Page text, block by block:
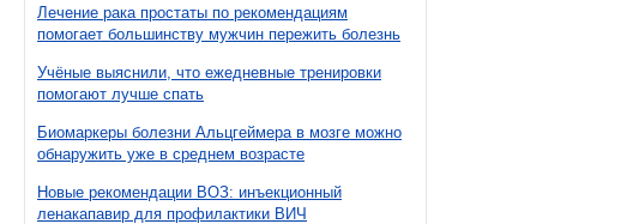
Лечение рака простаты по рекомендациям
помогает большинству мужчин пережить болезнь
Учёные выяснили, что ежедневные тренировки
помогают лучше спать
Биомаркеры болезни Альцгеймера в мозге можно
обнаружить уже в среднем возрасте
Новые рекомендации ВОЗ: инъекционный
ленакапавир для профилактики ВИЧ